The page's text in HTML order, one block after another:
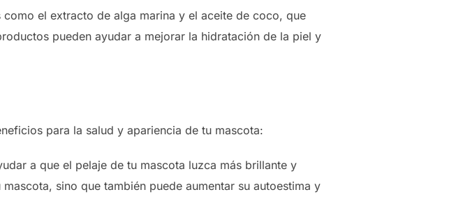
como el extracto de alga marina y el aceite de coco, que
pueden ayudar a mejorar la hidratación de la piel y
para la salud y apariencia de tu mascota:
a que el pelaje de tu mascota luzca más brillante y
sino que también puede aumentar su autoestima y